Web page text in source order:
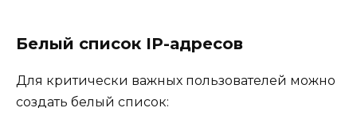
Белый список IP-адресов
Для критически важных пользователей можно
создать белый список: